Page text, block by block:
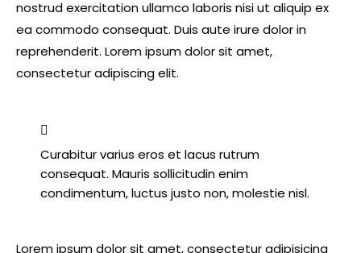
nostrud exercitation ullamco laboris nisi ut aliquip ex
ea commodo consequat. Duis aute irure dolor in
reprehenderit. Lorem ipsum dolor sit amet,
consectetur adipiscing elit.
Curabitur varius eros et lacus rutrum
consequat. Mauris sollicitudin enim
condimentum, luctus justo non, molestie nisl.
Lorem ipsum dolor sit amet, consectetur adipisicing